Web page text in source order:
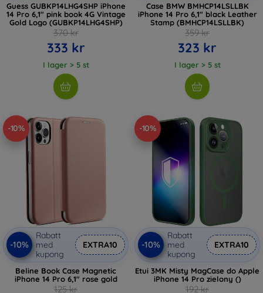
Guess GUBKP14LHG4SHP iPhone
14 Pro 6,1" pink book 4G Vintage
Gold Logo (GUBKP14LHG4SHP)
370 kr
333 kr
I lager > 5 st
Case BMW BMHCP14LSLLBK
iPhone 14 Pro 6,1" black Leather
Stamp (BMHCP14LSLLBK)
359 kr
323 kr
I lager > 5 st
-10%
-10%
Rabatt
med
kupong
EXTRA10
Beline Book Case Magnetic
iPhone 14 Pro 6,1" rose gold
125 kr
-10%
-10%
Rabatt
med
kupong
EXTRA10
Etui 3MK Misty MagCase do Apple
iPhone 14 Pro zielony ()
192 kr